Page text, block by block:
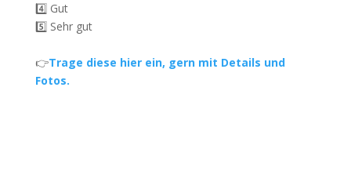
4️⃣ Gut
5️⃣ Sehr gut
👉Trage diese hier ein, gern mit Details und
Fotos.